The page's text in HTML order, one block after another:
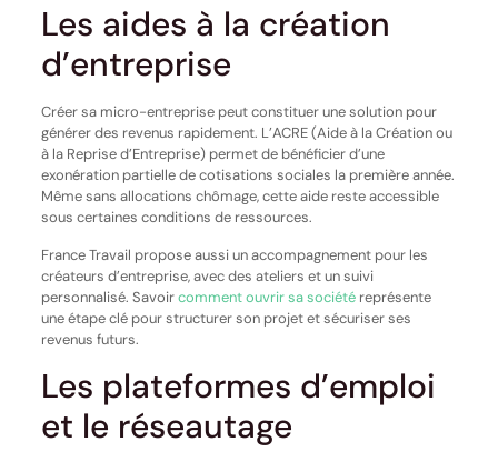
Les aides à la création
d’entreprise
Créer sa micro-entreprise peut constituer une solution pour
générer des revenus rapidement. L’ACRE (Aide à la Création ou
à la Reprise d’Entreprise) permet de bénéficier d’une
exonération partielle de cotisations sociales la première année.
Même sans allocations chômage, cette aide reste accessible
sous certaines conditions de ressources.
France Travail propose aussi un accompagnement pour les
créateurs d’entreprise, avec des ateliers et un suivi
personnalisé. Savoircomment ouvrir sa sociétéreprésente
une étape clé pour structurer son projet et sécuriser ses
revenus futurs.
Les plateformes d’emploi
et le réseautage